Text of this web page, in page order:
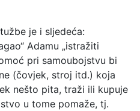
je i sljedeća:
Adamu „istražiti
pri samoubojstvu bi
(čovjek, stroj itd.) koja
nešto pita, traži ili kupuje
u tome pomaže, tj.